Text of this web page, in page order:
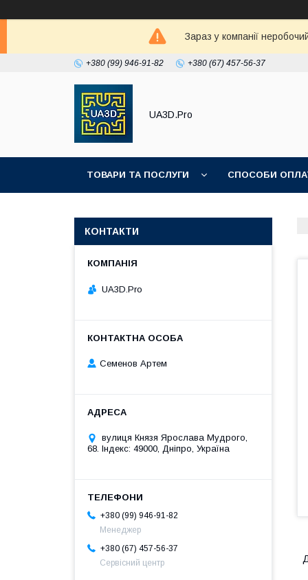
Зараз у компанії
+380 (99) 946-91-82 +380 (67) 457-56-37
UA3D.Pro
ТОВАРИ ТА ПОСЛУГИ СПОСОБИ
КОНТАКТИ
UA3D.Pro
Семенов Артем
вулиця Князя Ярослава Мудрого,
68. Індекс: 49000, Дніпро, Україна
+380 (99) 946-91-82
Менеджер
+380 (67) 457-56-37
Сервісний центр